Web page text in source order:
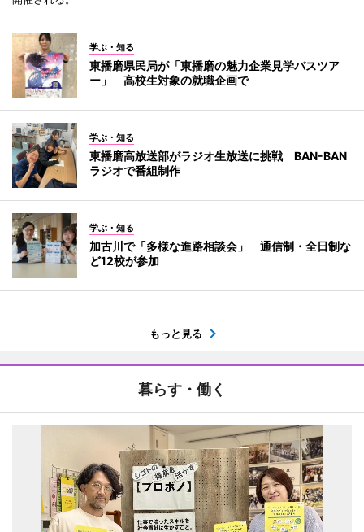
学ぶ・知る
東播磨県民局が「東播磨の魅力企業見学バスツア
ー」 高校生対象の就職企画で
学ぶ・知る
東播磨高放送部がラジオ生放送に挑戦 BAN-BAN
ラジオで番組制作
学ぶ・知る
加古川で「多様な進路相談会」 通信制・全日制な
ど12校が参加
もっと見る
暮らす・働く